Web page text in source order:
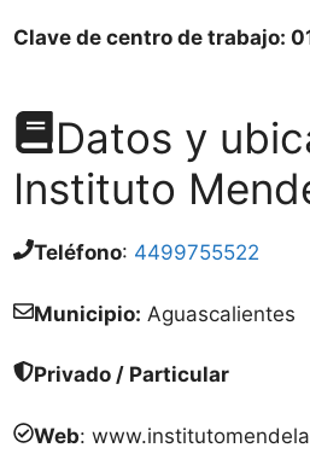
Clave de centro de trabajo:
Datos y
Instituto
Teléfono: 4499755522
Municipio: Aguascalientes
Privado / Particular
Web: